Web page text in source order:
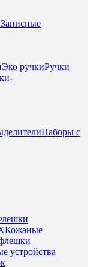
Записные
Эко ручкиРучки
Наборы с
Кожаные
устройства